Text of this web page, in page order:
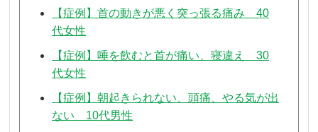
【症例】首の動きが悪く突っ張る痛み 40
代女性
【症例】唾を飲むと首が痛い、寝違え 30
代女性
【症例】朝起きられない、頭痛、やる気が出
ない 10代男性